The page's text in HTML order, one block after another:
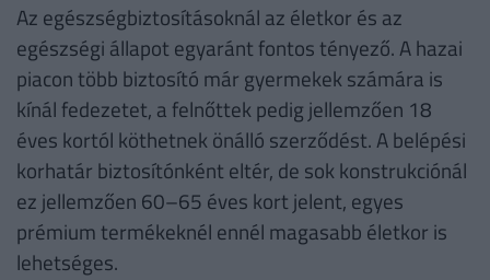
Az egészségbiztosításoknál az életkor és az
egészségi állapot egyaránt fontos tényező. A hazai
piacon több biztosító már gyermekek számára is
kínál fedezetet, a felnőttek pedig jellemzően 18
éves kortól köthetnek önálló szerződést. A belépési
korhatár biztosítónként eltér, de sok konstrukciónál
ez jellemzően 60–65 éves kort jelent, egyes
prémium termékeknél ennél magasabb életkor is
lehetséges.